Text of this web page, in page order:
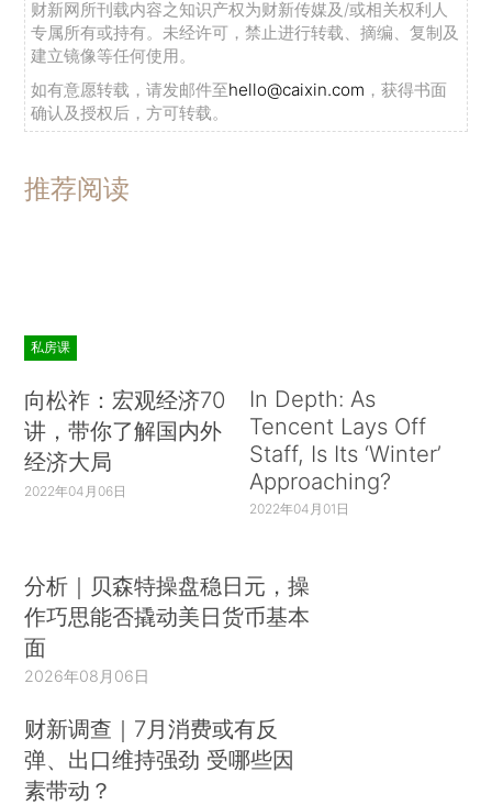
财新网所刊载内容之知识产权为财新传媒及/或相关权利人
专属所有或持有。未经许可，禁止进行转载、摘编、复制及
建立镜像等任何使用。
如有意愿转载，请发邮件至hello@caixin.com ，获得书面
确认及授权后，方可转载。
推荐阅读
私房课
向松祚：宏观经济70
讲，带你了解国内外
经济大局
2022年04月06日
In Depth: As
Tencent Lays Off
Staff, Is Its ‘Winter’
Approaching?
2022年04月01日
分析｜贝森特操盘稳日元，操
作巧思能否撬动美日货币基本
面
2026年08月06日
财新调查｜7月消费或有反
弹、出口维持强劲 受哪些因
素带动？